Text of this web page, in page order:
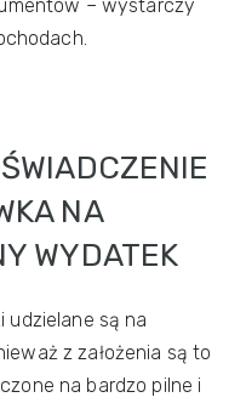
– wystarczy
NA
WYDATEK
udzielane są na
z założenia są to
na bardzo pilne i